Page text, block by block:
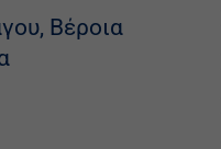
Βέροια